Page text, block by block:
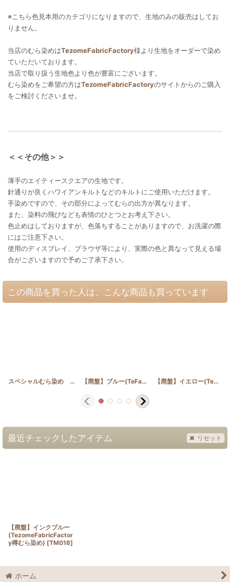
※こちら色見本用のカテゴリになりますので、生地のみの販売はしてお
りません。
当店のむら染めはTezomeFabricFactory様より生地をオーダーで染め
ていただいております。
当店で取り扱う生地色より色が豊富にございます。
むら染めをご希望の方はTezomeFabricFactoryのサイトからのご購入
をご検討くださいませ。
＜＜その他＞＞
薄手のエイティースクエアの生地です。
針通りが良くハワイアンキルトなどのキルトにご使用いただけます。
手染めですので、その部分によってむらの出方が異なります。
また、染料の飛びなども表情のひとつとお考え下さい。
色止めはしておりますが、色落ちすることがありますので、お洗濯の際
にはご注意下さい。
使用のディスプレイ、ブラウザ等により、実際の色と異なって見える場
合がございますので予めご了承下さい。
この商品を買った人は、こんな商品も買っています
スペシャルむら染め ディープブルー [SP_B] 【廃盤】ブルー(TeFabricFactory樽むら染め) [【廃盤】イエロー(TezomeFabricFactory樽むら染め)
最近チェックしたアイテム リセット
【廃盤】インクブルー
(TezomeFabricFactor
y樽むら染め) [TM016]
ホーム